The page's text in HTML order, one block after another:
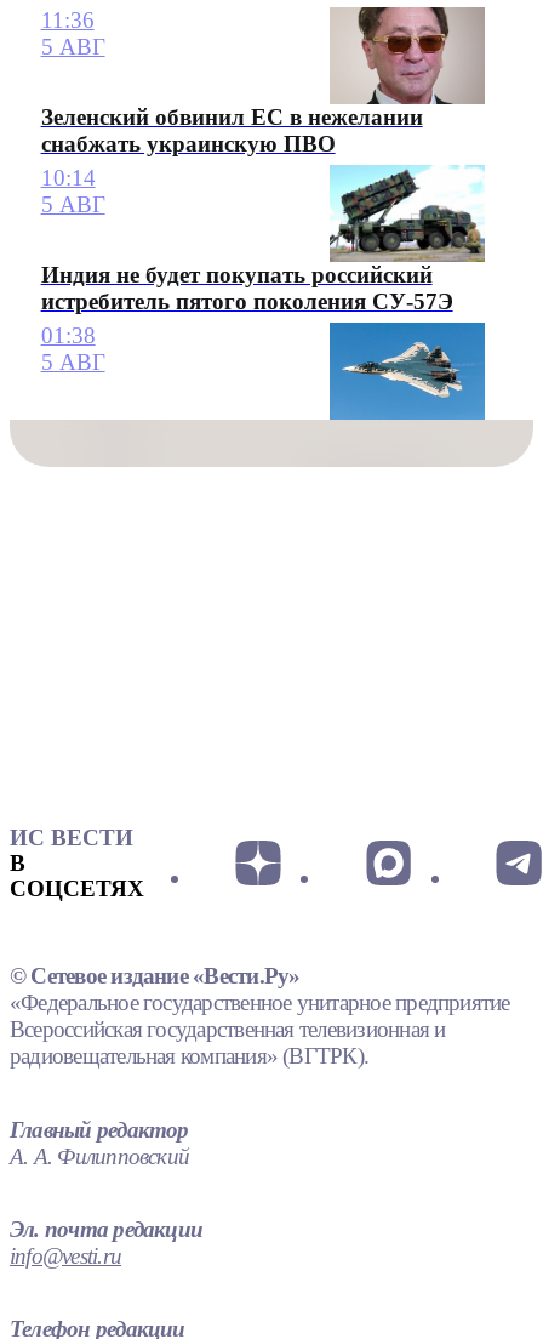
11:36
5 АВГ
Зеленский обвинил ЕС в нежелании
снабжать украинскую ПВО
10:14
5 АВГ
Индия не будет покупать российский
истребитель пятого поколения СУ-57Э
01:38
5 АВГ
ИС ВЕСТИ
В
СОЦСЕТЯХ
© Сетевое издание «Вести.Ру»
«Федеральное государственное унитарное предприятие
Всероссийская государственная телевизионная и
радиовещательная компания» (ВГТРК).
Главный редактор
А. А. Филипповский
Эл. почта редакции
info@vesti.ru
Телефон редакции